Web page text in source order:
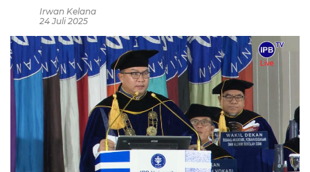
Irwan Kelana
24 Juli 2025